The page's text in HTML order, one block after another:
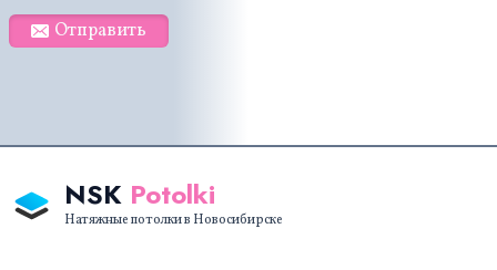
Отправить
NSK Potolki
Натяжные потолки в Новосибирске